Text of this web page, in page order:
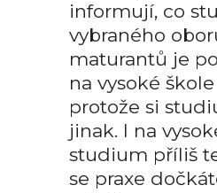
informují, co
vybraného
maturantů je
na vysoké
protože si
jinak. I na
studium příliš
se praxe